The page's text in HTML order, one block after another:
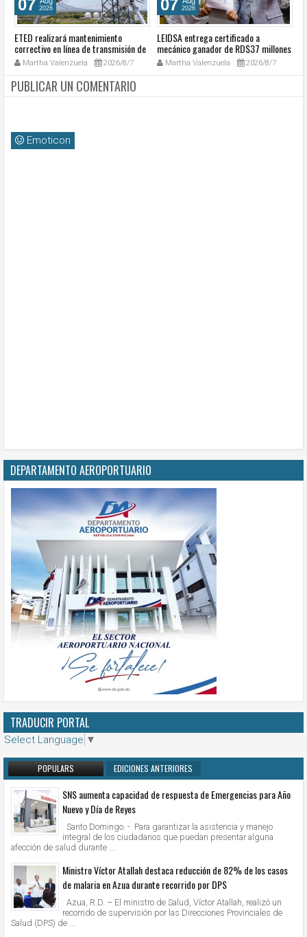
07 2026
ETED realizará mantenimiento
correctivo en línea de transmisión de
la región Sur
Martha Valenzuela 2026/8/7
07 2026
LEIDSA entrega certificado a
mecánico ganador de RD$37 millones
con el Loto
Martha Valenzuela 2026/8/7
PUBLICAR UN COMENTARIO
Emoticon
DEPARTAMENTO AEROPORTUARIO
TRADUCIR PORTAL
Select Language ▼
POPULARS EDICIONES ANTERIORES
SNS aumenta capacidad de respuesta de Emergencias para Año
Nuevo y Día de Reyes
Santo Domingo. - Para garantizar la asistencia y manejo
integral de los ciudadanos que puedan presentar alguna
afección de salud durante ...
Ministro Víctor Atallah destaca reducción de 82% de los casos
de malaria en Azua durante recorrido por DPS
Azua, R.D. – El ministro de Salud, Víctor Atallah, realizó un
recorrido de supervisión por las Direcciones Provinciales de
Salud (DPS) de ...